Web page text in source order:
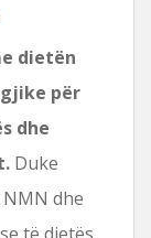
dietën
për
dhe
Duke
dhe
të dietës